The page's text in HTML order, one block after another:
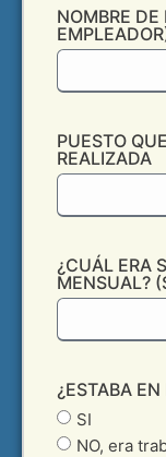
NOMBRE
PUESTO
REALIZADA
¿CUÁL ERA
MENSUAL?
¿ESTABA
SI
NO, era